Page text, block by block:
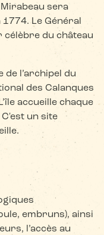
sera
Le Général
du château
de l’archipel du
des Calanques
accueille chaque
un site
embruns), ainsi
l’accès au